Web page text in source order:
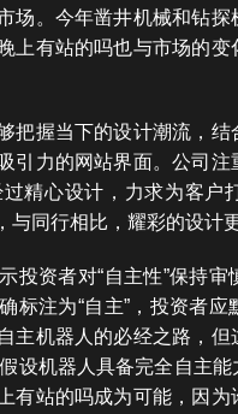
场。今年凿井机械和钻
上有站的吗也与市场的
把握当下的设计潮流，
引力的网站界面。公司
精心设计，力求为客户
与同行相比，耀彩的设计
投资者对“自主性”保持
标注为“自主”，投资者
主机器人的必经之路，
设机器人具备完全自主
有站的吗成为可能，因